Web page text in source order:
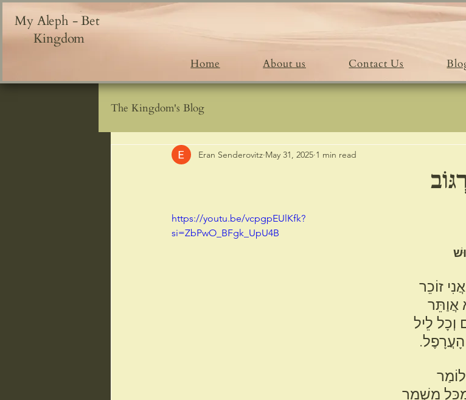
My Aleph - Bet
Kingdom
Home About us Contact Us
The Kingdom's Blog
Eran Senderovitz May 31, 2025 1 min read
https://youtu.be/vcpgpEUlKfk?
si=ZbPwO_BFgk_UpU4B
זוֹכֵר
אֲוַתֵּר
וְכָל לֵיל
מִשְׁמָר